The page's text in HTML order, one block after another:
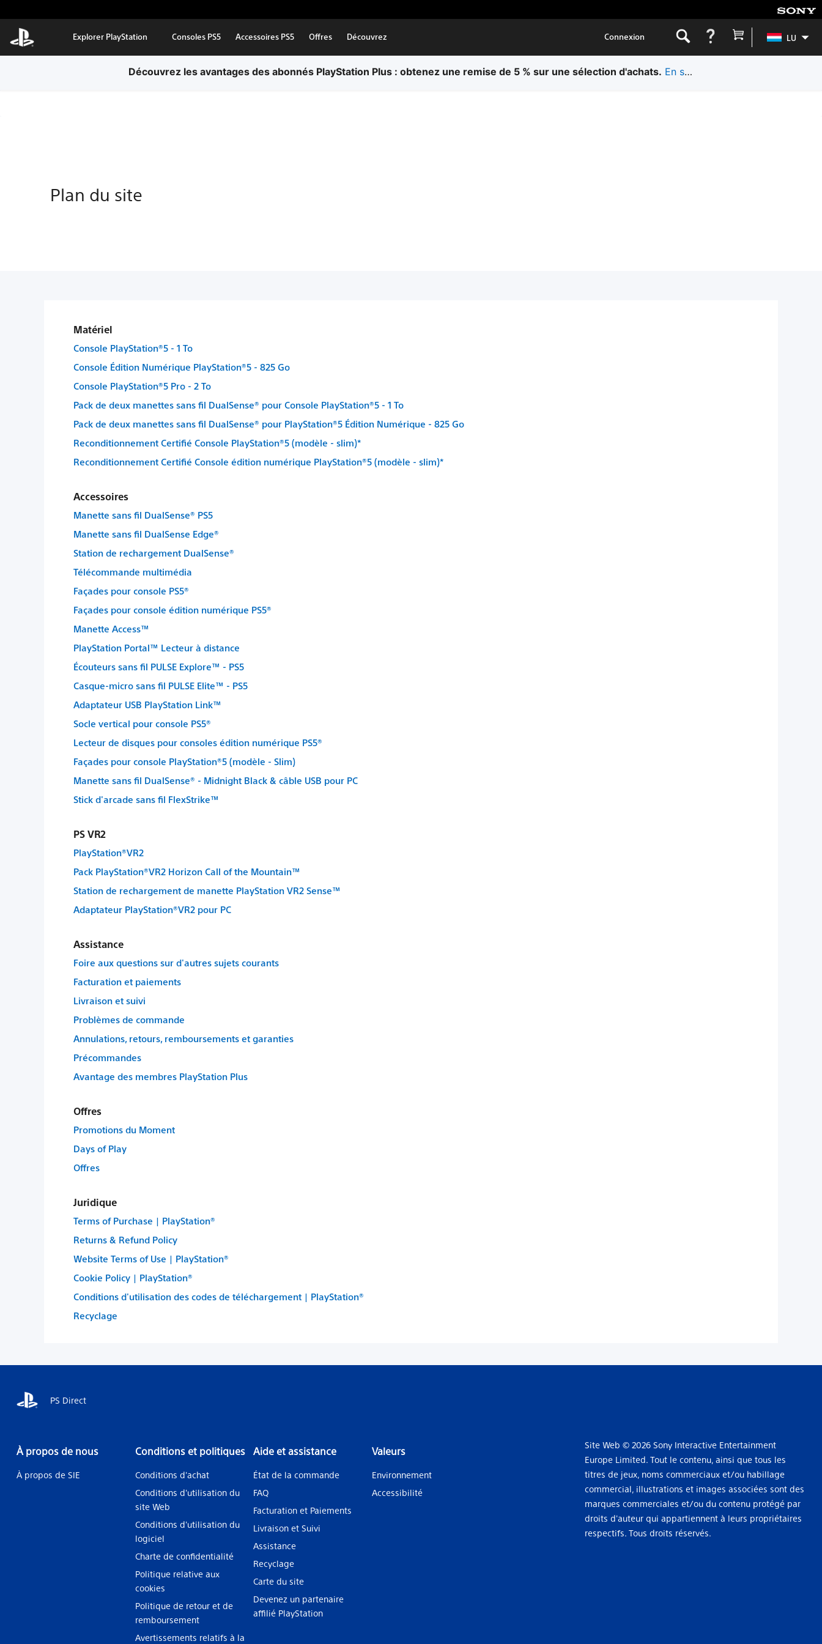
Explorer PlayStation Consoles PS5 Accessoires PS5 Offres Découvrez Connexion LU
Découvrez les avantages des abonnés PlayStation Plus : obtenez une remise de 5 % sur une sélection d'achats. En savoir plus.
Plan du site
Matériel
Console PlayStation®5 - 1 To
Console Édition Numérique PlayStation®5 - 825 Go
Console PlayStation®5 Pro - 2 To
Pack de deux manettes sans fil DualSense® pour Console PlayStation®5 - 1 To
Pack de deux manettes sans fil DualSense® pour PlayStation®5 Édition Numérique - 825 Go
Reconditionnement Certifié Console PlayStation®5 (modèle - slim)*
Reconditionnement Certifié Console édition numérique PlayStation®5 (modèle - slim)*
Accessoires
Manette sans fil DualSense® PS5
Manette sans fil DualSense Edge®
Station de rechargement DualSense®
Télécommande multimédia
Façades pour console PS5®
Façades pour console édition numérique PS5®
Manette Access™
PlayStation Portal™ Lecteur à distance
Écouteurs sans fil PULSE Explore™ - PS5
Casque-micro sans fil PULSE Elite™ - PS5
Adaptateur USB PlayStation Link™
Socle vertical pour console PS5®
Lecteur de disques pour consoles édition numérique PS5®
Façades pour console PlayStation®5 (modèle - Slim)
Manette sans fil DualSense® - Midnight Black & câble USB pour PC
Stick d'arcade sans fil FlexStrike™
PS VR2
PlayStation®VR2
Pack PlayStation®VR2 Horizon Call of the Mountain™
Station de rechargement de manette PlayStation VR2 Sense™
Adaptateur PlayStation®VR2 pour PC
Assistance
Foire aux questions sur d'autres sujets courants
Facturation et paiements
Livraison et suivi
Problèmes de commande
Annulations, retours, remboursements et garanties
Précommandes
Avantage des membres PlayStation Plus
Offres
Promotions du Moment
Days of Play
Offres
Juridique
Terms of Purchase | PlayStation®
Returns & Refund Policy
Website Terms of Use | PlayStation®
Cookie Policy | PlayStation®
Conditions d'utilisation des codes de téléchargement | PlayStation®
Recyclage
PS Direct
À propos de nous
À propos de SIE
Conditions et politiques
Conditions d'achat
Conditions d'utilisation du
site Web
Conditions d'utilisation du
logiciel
Charte de confidentialité
Politique relative aux
cookies
Politique de retour et de
remboursement
Avertissements relatifs à la
Aide et assistance
État de la commande
FAQ
Facturation et Paiements
Livraison et Suivi
Assistance
Recyclage
Carte du site
Devenez un partenaire
affilié PlayStation
Valeurs
Environnement
Accessibilité
Site Web © 2026 Sony Interactive Entertainment
Europe Limited. Tout le contenu, ainsi que tous les
titres de jeux, noms commerciaux et/ou habillage
commercial, illustrations et images associées sont des
marques commerciales et/ou du contenu protégé par
droits d'auteur qui appartiennent à leurs propriétaires
respectifs. Tous droits réservés.